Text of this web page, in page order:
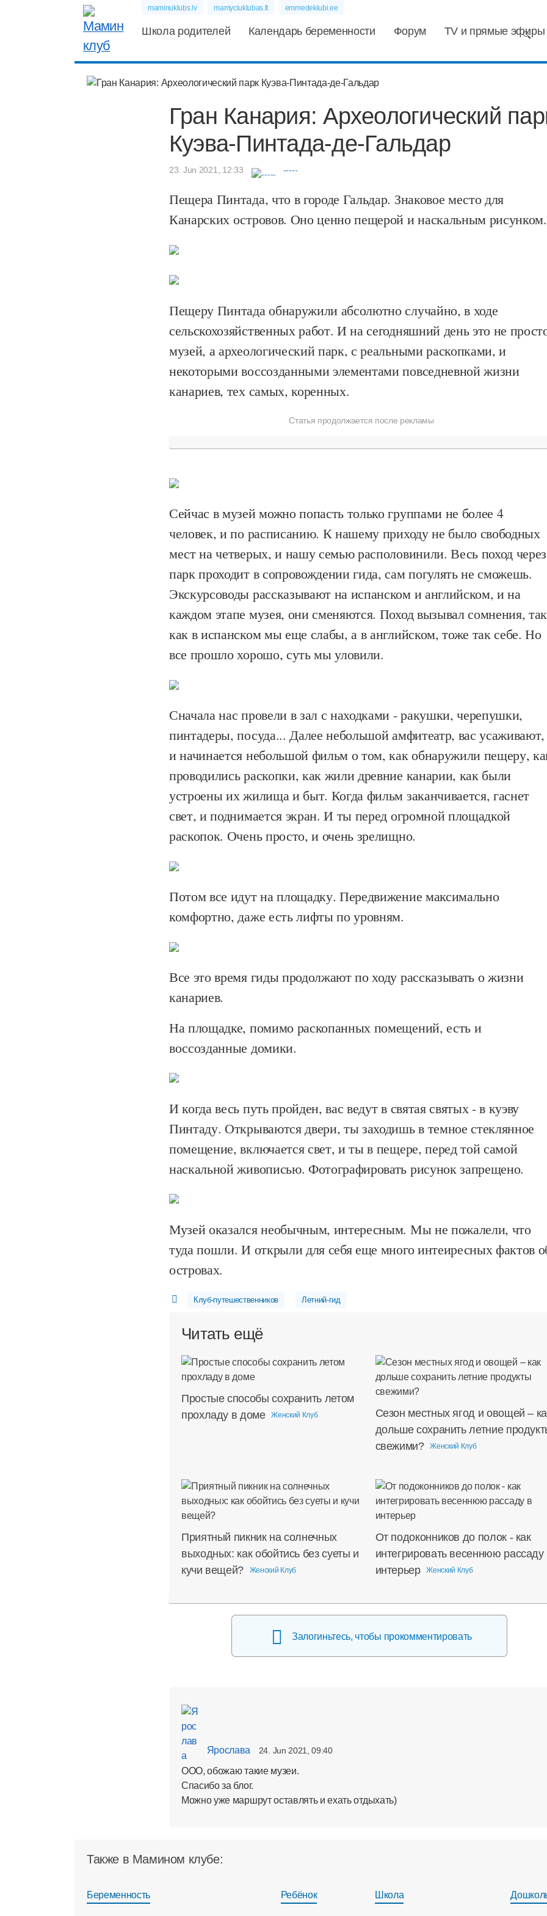
maminuklubs.lv mamyciuklubas.lt emmedeklubi.ee
Школа родителей Календарь беременности Форум TV и прямые эфиры
Гран Канария: Археологический
Куэва-Пинтада-де-Гальдар
23. Jun 2021, 12:33 -----
Пещера Пинтада, что в городе Гальдар. Знаковое место для
Канарских островов. Оно ценно пещерой и наскальным рисунком.
Пещеру Пинтада обнаружили абсолютно случайно, в ходе
сельскохозяйственных работ. И на сегодняшний день это не
музей, а археологический парк, с реальными раскопками, и
некоторыми воссозданными элементами повседневной жизни
канариев, тех самых, коренных.
Статья продолжается после рекламы
Сейчас в музей можно попасть только группами не более 4
человек, и по расписанию. К нашему приходу не было свободных
мест на четверых, и нашу семью располовинили. Весь поход через
парк проходит в сопровождении гида, сам погулять не сможешь.
Экскурсоводы рассказывают на испанском и английском, и на
каждом этапе музея, они сменяются. Поход вызывал сомнения, так
как в испанском мы еще слабы, а в английском, тоже так себе. Но
все прошло хорошо, суть мы уловили.
Сначала нас провели в зал с находками - ракушки, черепушки,
пинтадеры, посуда... Далее небольшой амфитеатр, вас усаживают,
и начинается небольшой фильм о том, как обнаружили пещеру,
проводились раскопки, как жили древние канарии, как были
устроены их жилища и быт. Когда фильм заканчивается, гаснет
свет, и поднимается экран. И ты перед огромной площадкой
раскопок. Очень просто, и очень зрелищно.
Потом все идут на площадку. Передвижение максимально
комфортно, даже есть лифты по уровням.
Все это время гиды продолжают по ходу рассказывать о жизни
канариев.
На площадке, помимо раскопанных помещений, есть и
воссозданные домики.
И когда весь путь пройден, вас ведут в святая святых - в куэву
Пинтаду. Открываются двери, ты заходишь в темное стеклянное
помещение, включается свет, и ты в пещере, перед той самой
наскальной живописью. Фотографировать рисунок запрещено.
Музей оказался необычным, интересным. Мы не пожалели, что
туда пошли. И открыли для себя еще много интеиресных фактов
островах.
Клуб-путешественников Летний-гид
Читать ещё
Простые способы сохранить летом
прохладу в доме
Женский Клуб
Сезон местных ягод и овощей –
дольше сохранить летние
свежими?
Женский Клуб
Приятный пикник на солнечных
выходных: как обойтись без суеты и
кучи вещей?
Женский Клуб
От подоконников до полок - как
интегрировать весеннюю рассаду
интерьер
Женский Клуб
Залогиньтесь, чтобы прокомментировать
Ярослава 24. Jun 2021, 09:40
ООО, обожаю такие музеи.
Спасибо за блог.
Можно уже маршрут оставлять и ехать отдыхать)
Также в Мамином клубе:
Беременность Ребёнок Школа